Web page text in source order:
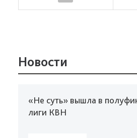
Новости
«Не суть» вышла в
лиги КВН